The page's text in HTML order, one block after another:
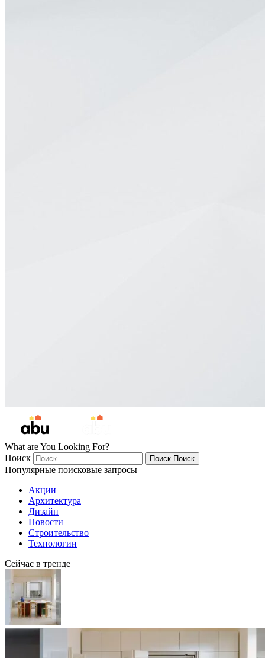
What are You Looking For?
Поиск
Поиск Поиск
Популярные поисковые запросы
Акции
Архитектура
Дизайн
Новости
Строительство
Технологии
Сейчас в тренде